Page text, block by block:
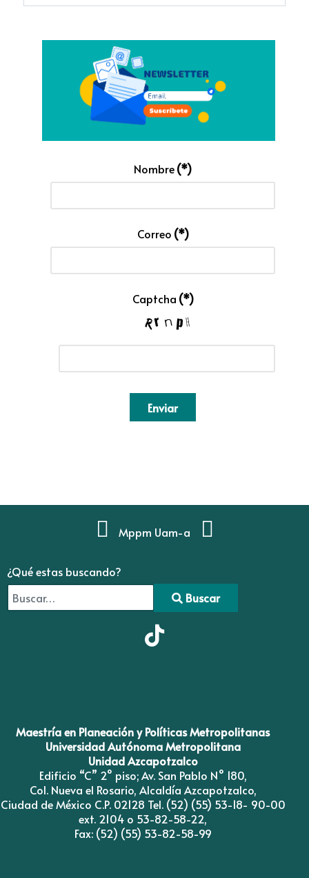
Nombre(*)
Correo (*)
Captcha (*)
Enviar
Mppm Uam-a
¿Qué estas buscando?
Buscar
Maestría en Planeación y Políticas Metropolitanas
Universidad Autónoma Metropolitana
Unidad Azcapotzalco
Edificio “C” 2° piso; Av. San Pablo N° 180,
Col. Nueva el Rosario, Alcaldía Azcapotzalco,
Ciudad de México C.P. 02128 Tel. (52) (55) 53-18- 90-00
ext. 2104 o 53-82-58-22,
Fax: (52) (55) 53-82-58-99